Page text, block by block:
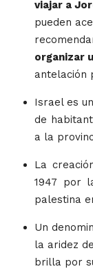
viajar a
pueden
organizar
antelación
Israel es
de
a la
La
1947 por
palestina
Un
la aridez
brilla por